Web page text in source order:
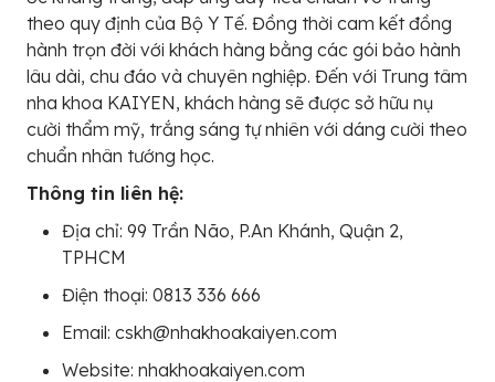
theo quy định của Bộ Y Tế. Đồng thời cam kết đồng
hành trọn đời với khách hàng bằng các gói bảo hành
lâu dài, chu đáo và chuyên nghiệp. Đến với Trung tâm
nha khoa KAIYEN, khách hàng sẽ được sở hữu nụ
cười thẩm mỹ, trắng sáng tự nhiên với dáng cười theo
chuẩn nhân tướng học.
Thông tin liên hệ:
Địa chỉ: 99 Trần Não, P.An Khánh, Quận 2,
TPHCM
Điện thoại: 0813 336 666
Email: cskh@nhakhoakaiyen.com
Website: nhakhoakaiyen.com